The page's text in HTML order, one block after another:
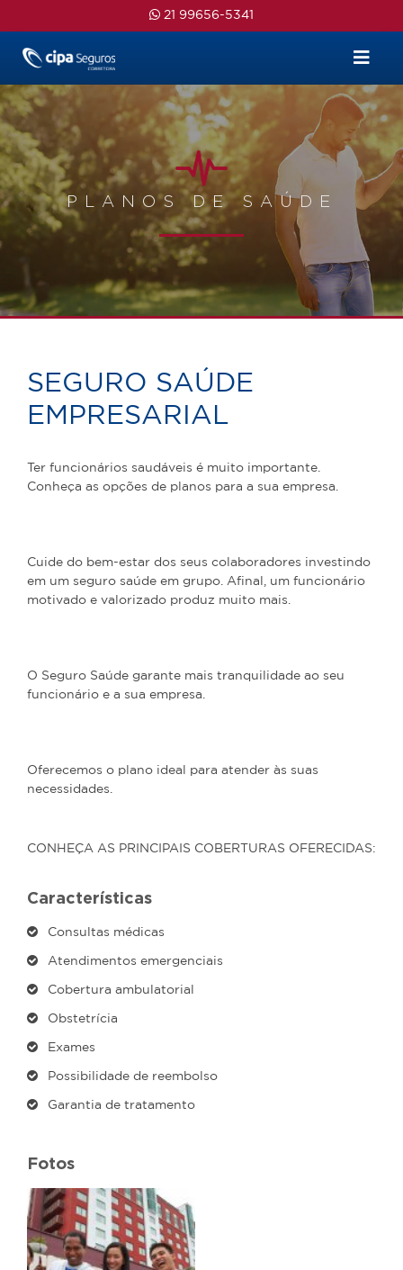
to
content
21 99656-5341
PLANOS DE SAÚDE
SEGURO SAÚDE
EMPRESARIAL
Ter funcionários saudáveis é muito importante.
Conheça as opções de planos para a sua empresa.
Cuide do bem-estar dos seus colaboradores investindo
em um seguro saúde em grupo. Afinal, um funcionário
motivado e valorizado produz muito mais.
O Seguro Saúde garante mais tranquilidade ao seu
funcionário e a sua empresa.
Oferecemos o plano ideal para atender às suas
necessidades.
CONHEÇA AS PRINCIPAIS COBERTURAS OFERECIDAS:
Características
Consultas médicas
Atendimentos emergenciais
Cobertura ambulatorial
Obstetrícia
Exames
Possibilidade de reembolso
Garantia de tratamento
Fotos